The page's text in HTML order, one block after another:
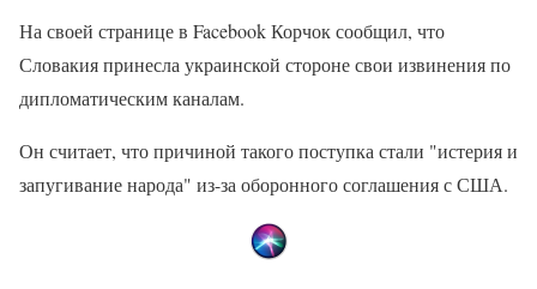
На своей странице в Facebook Корчок сообщил, что
Словакия принесла украинской стороне свои извинения по
дипломатическим каналам.
Он считает, что причиной такого поступка стали "истерия и
запугивание народа" из-за оборонного соглашения с США.